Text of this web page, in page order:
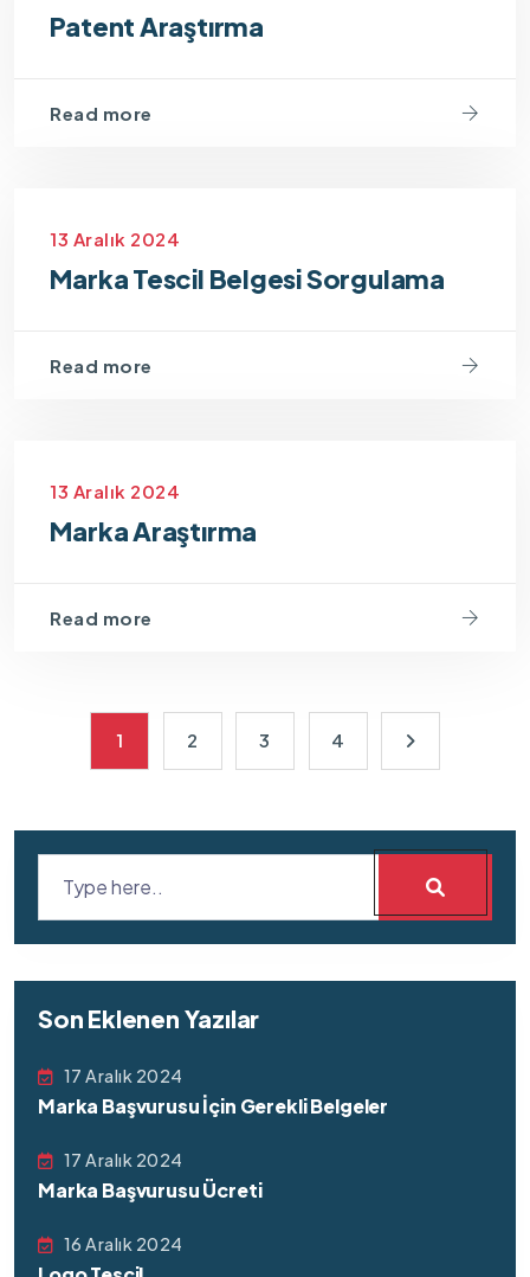
Patent Araştırma
Read more
13 Aralık 2024
Marka Tescil Belgesi Sorgulama
Read more
13 Aralık 2024
Marka Araştırma
Read more
1 2 3 4
Son Eklenen Yazılar
17 Aralık 2024
Marka Başvurusu İçin Gerekli Belgeler
17 Aralık 2024
Marka Başvurusu Ücreti
16 Aralık 2024